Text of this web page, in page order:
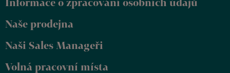
Naše prodejna
Naši Sales Manageři
Volná pracovní místa